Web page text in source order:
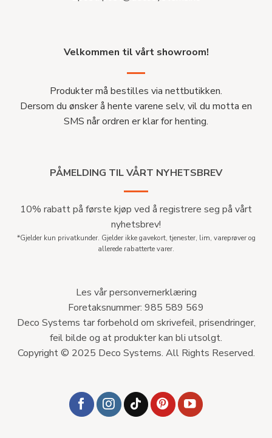
Velkommen til vårt showroom!
Produkter må bestilles via nettbutikken.
Dersom du ønsker å hente varene selv, vil du motta en
SMS når ordren er klar for henting.
PÅMELDING TIL VÅRT NYHETSBREV
10% rabatt på første kjøp ved å registrere seg på vårt
nyhetsbrev!
*Gjelder kun privatkunder. Gjelder ikke gavekort, tjenester, lim, vareprøver og
allerede rabatterte varer.
Les vår personvernerklæring
Foretaksnummer: 985 589 569
Deco Systems tar forbehold om skrivefeil, prisendringer,
feil bilde og at produkter kan bli utsolgt.
Copyright © 2025 Deco Systems. All Rights Reserved.